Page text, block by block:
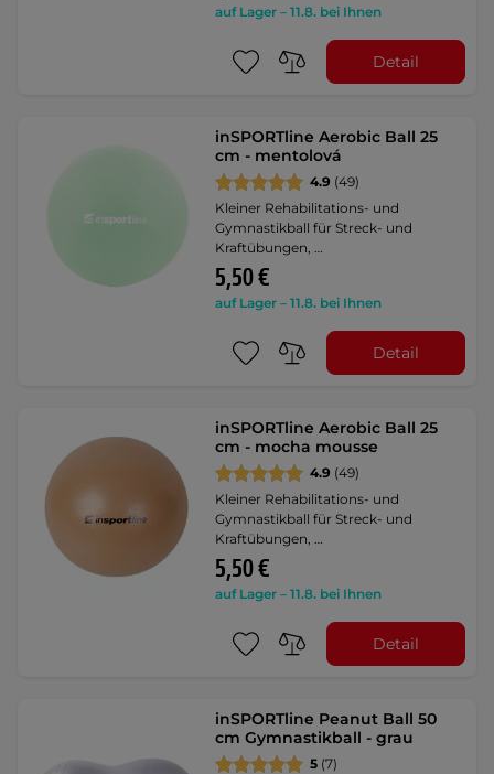
auf Lager – 11.8. bei Ihnen
Detail
inSPORTline Aerobic Ball 25
cm - mentolová
4.9 (49)
Kleiner Rehabilitations- und
Gymnastikball für Streck- und
Kraftübungen, …
5,50 €
auf Lager – 11.8. bei Ihnen
Detail
inSPORTline Aerobic Ball 25
cm - mocha mousse
4.9 (49)
Kleiner Rehabilitations- und
Gymnastikball für Streck- und
Kraftübungen, …
5,50 €
auf Lager – 11.8. bei Ihnen
Detail
inSPORTline Peanut Ball 50
cm Gymnastikball - grau
5 (7)